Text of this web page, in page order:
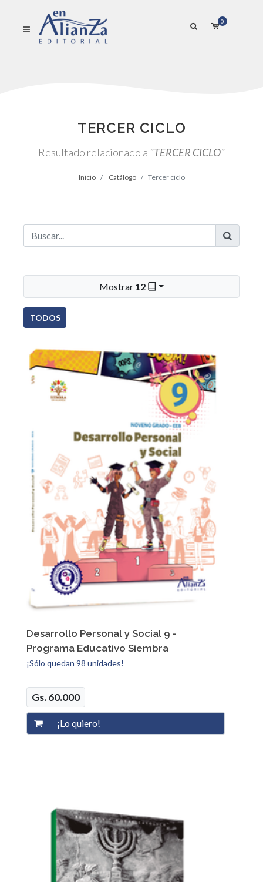
0
TERCER CICLO
Resultado relacionado a "TERCER CICLO"
Inicio Catálogo Tercer ciclo
Mostrar 12
TODOS
Desarrollo Personal y Social 9 -
Programa Educativo Siembra
¡Sólo quedan 98 unidades!
Gs. 60.000